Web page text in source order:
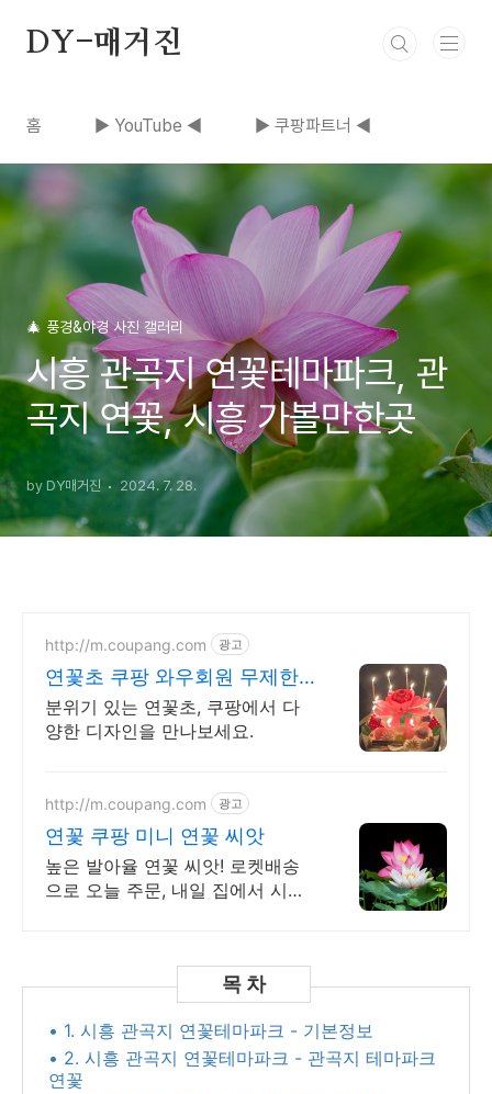
DY-매거진
홈 ▶ YouTube ◀ ▶ 쿠팡파트너 ◀
🎄 풍경&야경 사진 갤러리
시흥 관곡지 연꽃테마파크, 관
곡지 연꽃, 시흥 가볼만한곳
by DY매거진 2024. 7. 28.
http://m.coupang.com 광고
연꽃초 쿠팡 와우회원 무제한
무료배송
분위기 있는 연꽃초, 쿠팡에서 다
양한 디자인을 만나보세요.
http://m.coupang.com 광고
연꽃 쿠팡 미니 연꽃 씨앗
높은 발아율 연꽃 씨앗! 로켓배송
으로 오늘 주문, 내일 집에서 시작!
• 1. 시흥 관곡지 연꽃테마파크 - 기본정보
• 2. 시흥 관곡지 연꽃테마파크 - 관곡지 테마파크
연꽃